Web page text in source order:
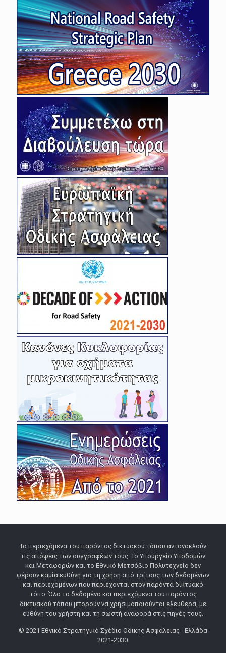
Τα περιεχόμενα του παρόντος δικτυακού τόπου αντανακλούν
τις απόψεις των συγγραφέων τους. Το Υπουργείο Υποδομών
και Μεταφορών και το Εθνικό Μετσόβιο Πολυτεχνείο δεν
φέρουν καμία ευθύνη για τη χρήση από τρίτους των δεδομένων
και περιεχομένων που περιέχονται στον παρόντα δικτυακό
τόπο. Όλα τα δεδομένα και περιεχόμενα του παρόντος
δικτυακού τόπου μπορούν να χρησιμοποιούνται ελεύθερα, με
ευθύνη του χρήστη και τη σωστή αναφορά στις πηγές τους.
© 2021 Εθνικό Στρατηγικό Σχέδιο Οδικής Ασφάλειας - Ελλάδα
2021-2030.